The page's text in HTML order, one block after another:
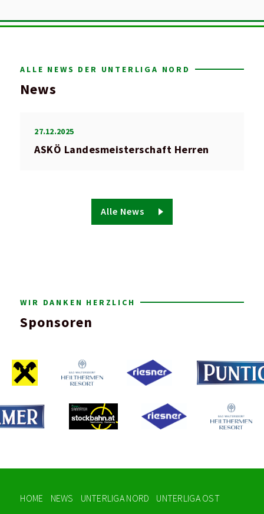
ALLE NEWS DER UNTERLIGA NORD
News
27.12.2025
ASKÖ Landesmeisterschaft Herren
Alle News
WIR DANKEN HERZLICH
Sponsoren
HOME NEWS UNTERLIGA NORD
UNTERLIGA OST